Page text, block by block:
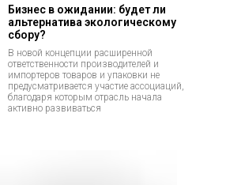
Бизнес в ожидании: будет ли
альтернатива экологическому
сбору?
В новой концепции расширенной
ответственности производителей и
импортеров товаров и упаковки не
предусматривается участие ассоциаций,
благодаря которым отрасль начала
активно развиваться